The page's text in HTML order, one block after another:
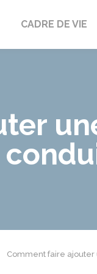
CADRE DE VIE
Comment faire